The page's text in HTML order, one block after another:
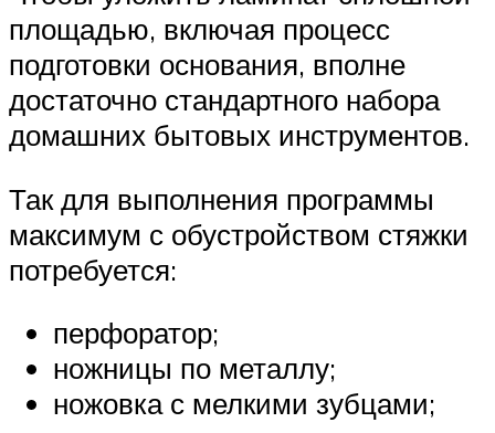
площадью, включая процесс
подготовки основания, вполне
достаточно стандартного набора
домашних бытовых инструментов.
Так для выполнения программы
максимум с обустройством стяжки
потребуется:
перфоратор;
ножницы по металлу;
ножовка с мелкими зубцами;